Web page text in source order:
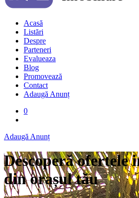
Acasă
Listări
Despre
Parteneri
Evalueaza
Blog
Promovează
Contact
Adaugă Anunț
0
Adaugă Anunț
Descoperă ofertele
din orașul tău